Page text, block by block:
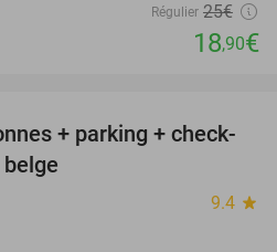
Régulier 25€
18,90€
40%
+ parking + check-
9.4 star